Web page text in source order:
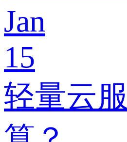
Jan
15
轻量云